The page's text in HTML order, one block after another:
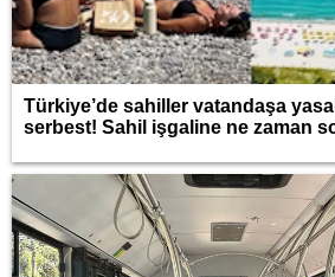
Türkiye’de sahiller vatandaşa
serbest! Sahil işgaline ne zaman